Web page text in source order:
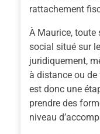
rattachement
À Maurice, toute
social situé sur
juridiquement,
à distance ou
est donc une
prendre des
niveau